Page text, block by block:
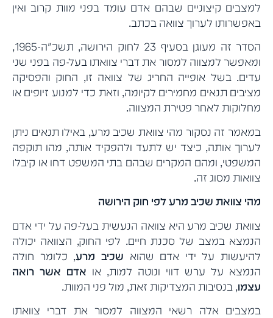
למצבים קיצוניים שבהם אדם עומד בפני מוות קרוב ואין
באפשרותו לערוך צוואה בכתב.
הסדר זה מעוגן בסעיף 23 לחוק הירושה, תשכ"ה-1965,
ומאפשר למצווה למסור את דברי צוואתו בעל-פה בפני שני
עדים. בשל אופייה החריג של צוואה זו, החוק והפסיקה
מציבים תנאים מחמירים לקיומה, וזאת כדי למנוע זיופים או
מחלוקות לאחר פטירת המצווה.
במאמר זה נסקור מהי צוואת שכיב מרע, באילו תנאים ניתן
לערוך אותה, כיצד יש לתעד ולהפקיד אותה, מהו תוקפה
המשפטי, ומהם המקרים שבהם בתי המשפט דחו או קיבלו
צוואות מסוג זה.
מהי צוואת שכיב מרע לפי חוק הירושה
צוואת שכיב מרע היא צוואה הנעשית בעל-פה על ידי אדם
הנמצא במצב של סכנת חיים. לפי החוק, הצוואה יכולה
להיעשות על ידי אדם שהוא שכיב מרע, כלומר חולה
הנמצא על ערש דווי ונוטה למות, או אדם אשר רואה
עצמו, בנסיבות המצדיקות זאת, מול פני המוות.
במצבים אלה רשאי המצווה למסור את דברי צוואתו